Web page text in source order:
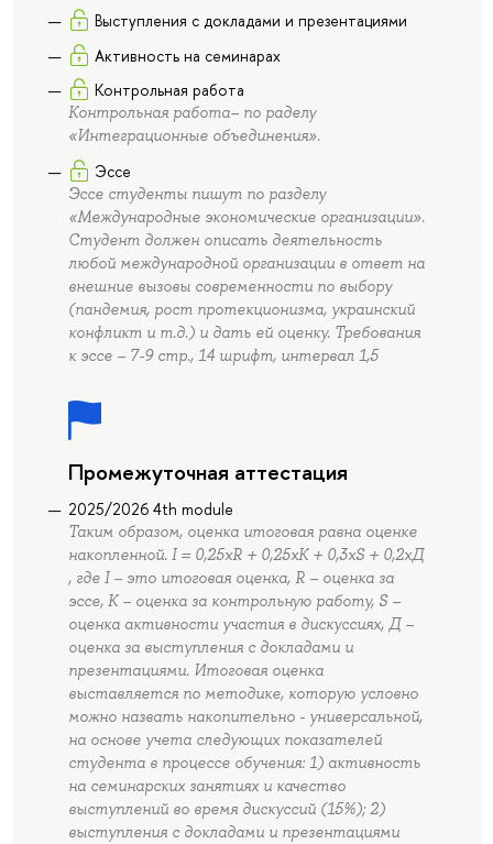
Выступления с докладами и презентациями
Активность на семинарах
Контрольная работа
Контрольная работа– по раделу
«Интеграционные объединения».
Эссе
Эссе студенты пишут по разделу
«Международные экономические организации».
Студент должен описать деятельность
любой международной организации в ответ на
внешние вызовы современности по выбору
(пандемия, рост протекционизма, украинский
конфликт и т.д.) и дать ей оценку. Требования
к эссе – 7-9 стр., 14 шрифт, интервал 1,5
Промежуточная аттестация
2025/2026 4th module
Таким образом, оценка итоговая равна оценке
накопленной. I = 0,25хR + 0,25хК + 0,3хS + 0,2хД
, где I – это итоговая оценка, R – оценка за
эссе, К – оценка за контрольную работу, S –
оценка активности участия в дискуссиях, Д –
оценка за выступления с докладами и
презентациями. Итоговая оценка
выставляется по методике, которую условно
можно назвать накопительно - универсальной,
на основе учета следующих показателей
студента в процессе обучения: 1) активность
на семинарских занятиях и качество
выступлений во время дискуссий (15%); 2)
выступления с докладами и презентациями